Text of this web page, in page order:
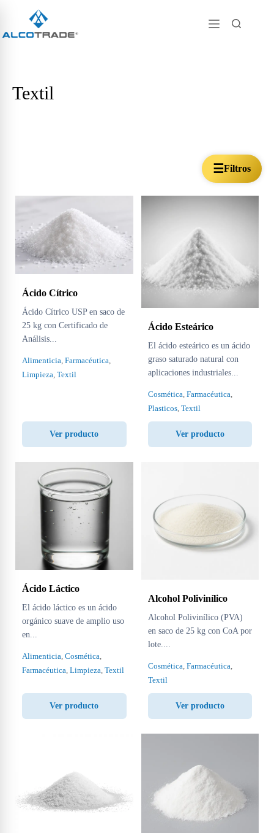
Textil
☰Filtros
Ácido Cítrico
Ácido Cítrico USP en saco de
25 kg con Certificado de
Análisis...
Alimenticia, Farmacéutica,
Limpieza, Textil
Ver producto
Ácido Esteárico
El ácido esteárico es un ácido
graso saturado natural con
aplicaciones industriales...
Cosmética Farmacéutica
Plasticos, Textil
Ver producto
Ácido Láctico
El ácido láctico es un ácido
orgánico suave de amplio uso
en...
Alimenticia, Cosmética,
Farmacéutica, Limpieza, Textil
Ver producto
Alcohol Polivinílico
Alcohol Polivinílico (PVA)
en saco de 25 kg con CoA por
lote....
Cosmética, Farmacéutica,
Textil
Ver producto